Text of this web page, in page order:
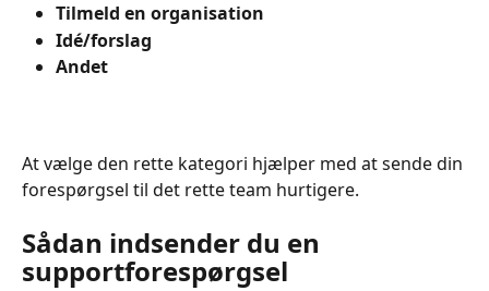
Tilmeld en organisation
Idé/forslag
Andet
At vælge den rette kategori hjælper med at sende din
forespørgsel til det rette team hurtigere.
Sådan indsender du en
supportforespørgsel